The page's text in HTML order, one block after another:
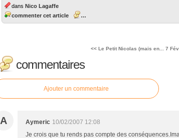
dans Nico Lagaffe
commenter cet article
…
<< Le Petit Nicolas (mais en... 7
commentaires
Ajouter un commentaire
A Aymeric 10/02/2007 12:08
Je crois que tu rends pas compte des